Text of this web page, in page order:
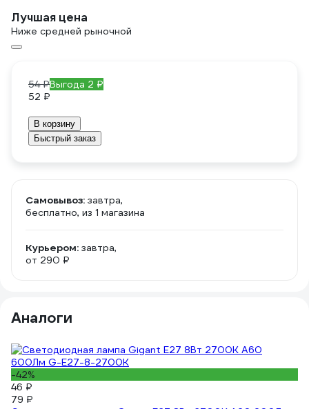
Лучшая цена
Ниже средней рыночной
54 ₽Выгода 2 ₽
52 ₽
В корзину
Быстрый заказ
Самовывоз: завтра,
бесплатно, из 1 магазина
Курьером: завтра,
от 290 ₽
Аналоги
-42%
46 ₽
79 ₽